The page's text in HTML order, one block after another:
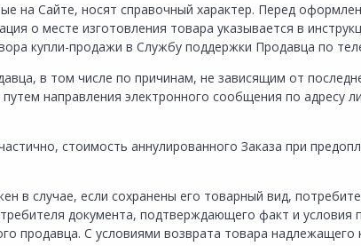
на Сайте, носят справочный характер. Перед
о месте изготовления товара указывается в
купли-продажи в Службу поддержки Продавца по
в том числе по причинам, не зависящим от
направления электронного сообщения по адресу
стоимость аннулированного Заказа при
в случае, если сохранены его товарный вид,
документа, подтверждающего факт и
продавца. С условиями возврата товара